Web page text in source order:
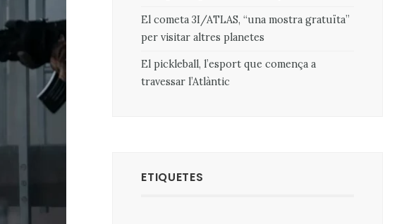
El cometa 3I/ATLAS, “una mostra gratuïta”
per visitar altres planetes
El pickleball, l’esport que comença a
travessar l’Atlàntic
ETIQUETES